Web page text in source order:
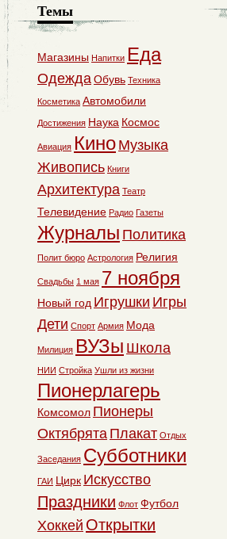
Темы
Магазины Напитки Еда
ОдеждаОбувь Техника
Косметика Автомобили
Достижения Наука Космос
Авиация Кино Музыка
Живопись Книги
Архитектура Театр
Телевидение Радио Газеты
Журналы Политика
Полит бюро Астрология Религия
Свадьбы 1 мая 7 ноября
Новый год Игрушки Игры
Дети Спорт Армия Мода
Милиция ВУЗы Школа
НИИ Стройка Ушли из жизни
Пионерлагерь
Комсомол Пионеры
Октябрята Плакат Отдых
Заседания Субботники
ГАИ Цирк Искусство
Праздники Флот Футбол
Хоккей Открытки